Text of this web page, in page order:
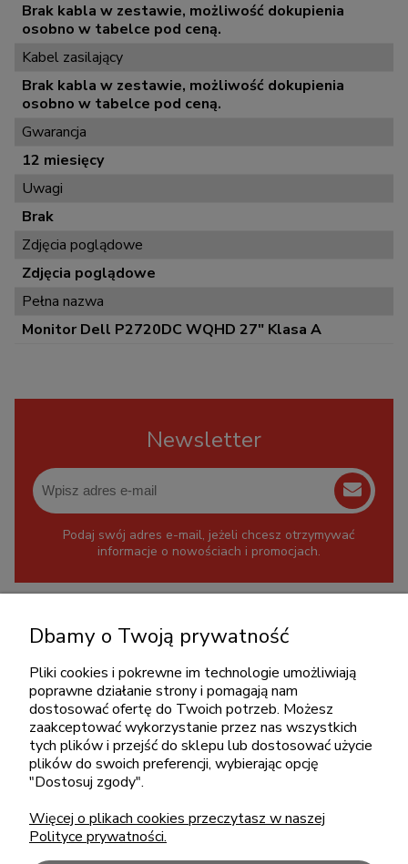
Brak kabla w zestawie, możliwość dokupienia
osobno w tabelce pod ceną.
Kabel zasilający
Brak kabla w zestawie, możliwość dokupienia
osobno w tabelce pod ceną.
Gwarancja
12 miesięcy
Uwagi
Brak
Zdjęcia poglądowe
Zdjęcia poglądowe
Pełna nazwa
Monitor Dell P2720DC WQHD 27" Klasa A
Newsletter
Podaj swój adres e-mail, jeżeli chcesz otrzymywać
informacje o nowościach i promocjach.
+48 717345566
pon.-piąt.: 08:00-16:00
sklep@cebit.pl
ZAKUPY
POMOC
Dbamy o Twoją prywatność
Pliki cookies i pokrewne im technologie umożliwiają
poprawne działanie strony i pomagają nam
dostosować ofertę do Twoich potrzeb. Możesz
zaakceptować wykorzystanie przez nas wszystkich
tych plików i przejść do sklepu lub dostosować użycie
plików do swoich preferencji, wybierając opcję
"Dostosuj zgody".
Więcej o plikach cookies przeczytasz w naszej
Polityce prywatności.